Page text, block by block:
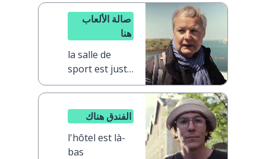
صالة الألعاب
هنا
la salle de
sport est juste
ici
الفندق هناك
l'hôtel est là-
bas